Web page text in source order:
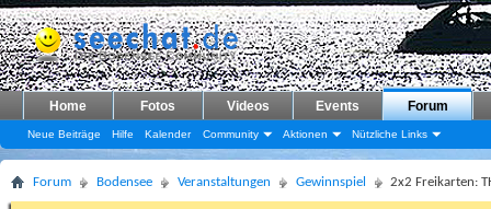
Home Fotos Videos Events Forum
Neue Beiträge Hilfe Kalender Community Aktionen Nützliche Links
Forum Bodensee Veranstaltungen Gewinnspiel 2x2 Freikarten: